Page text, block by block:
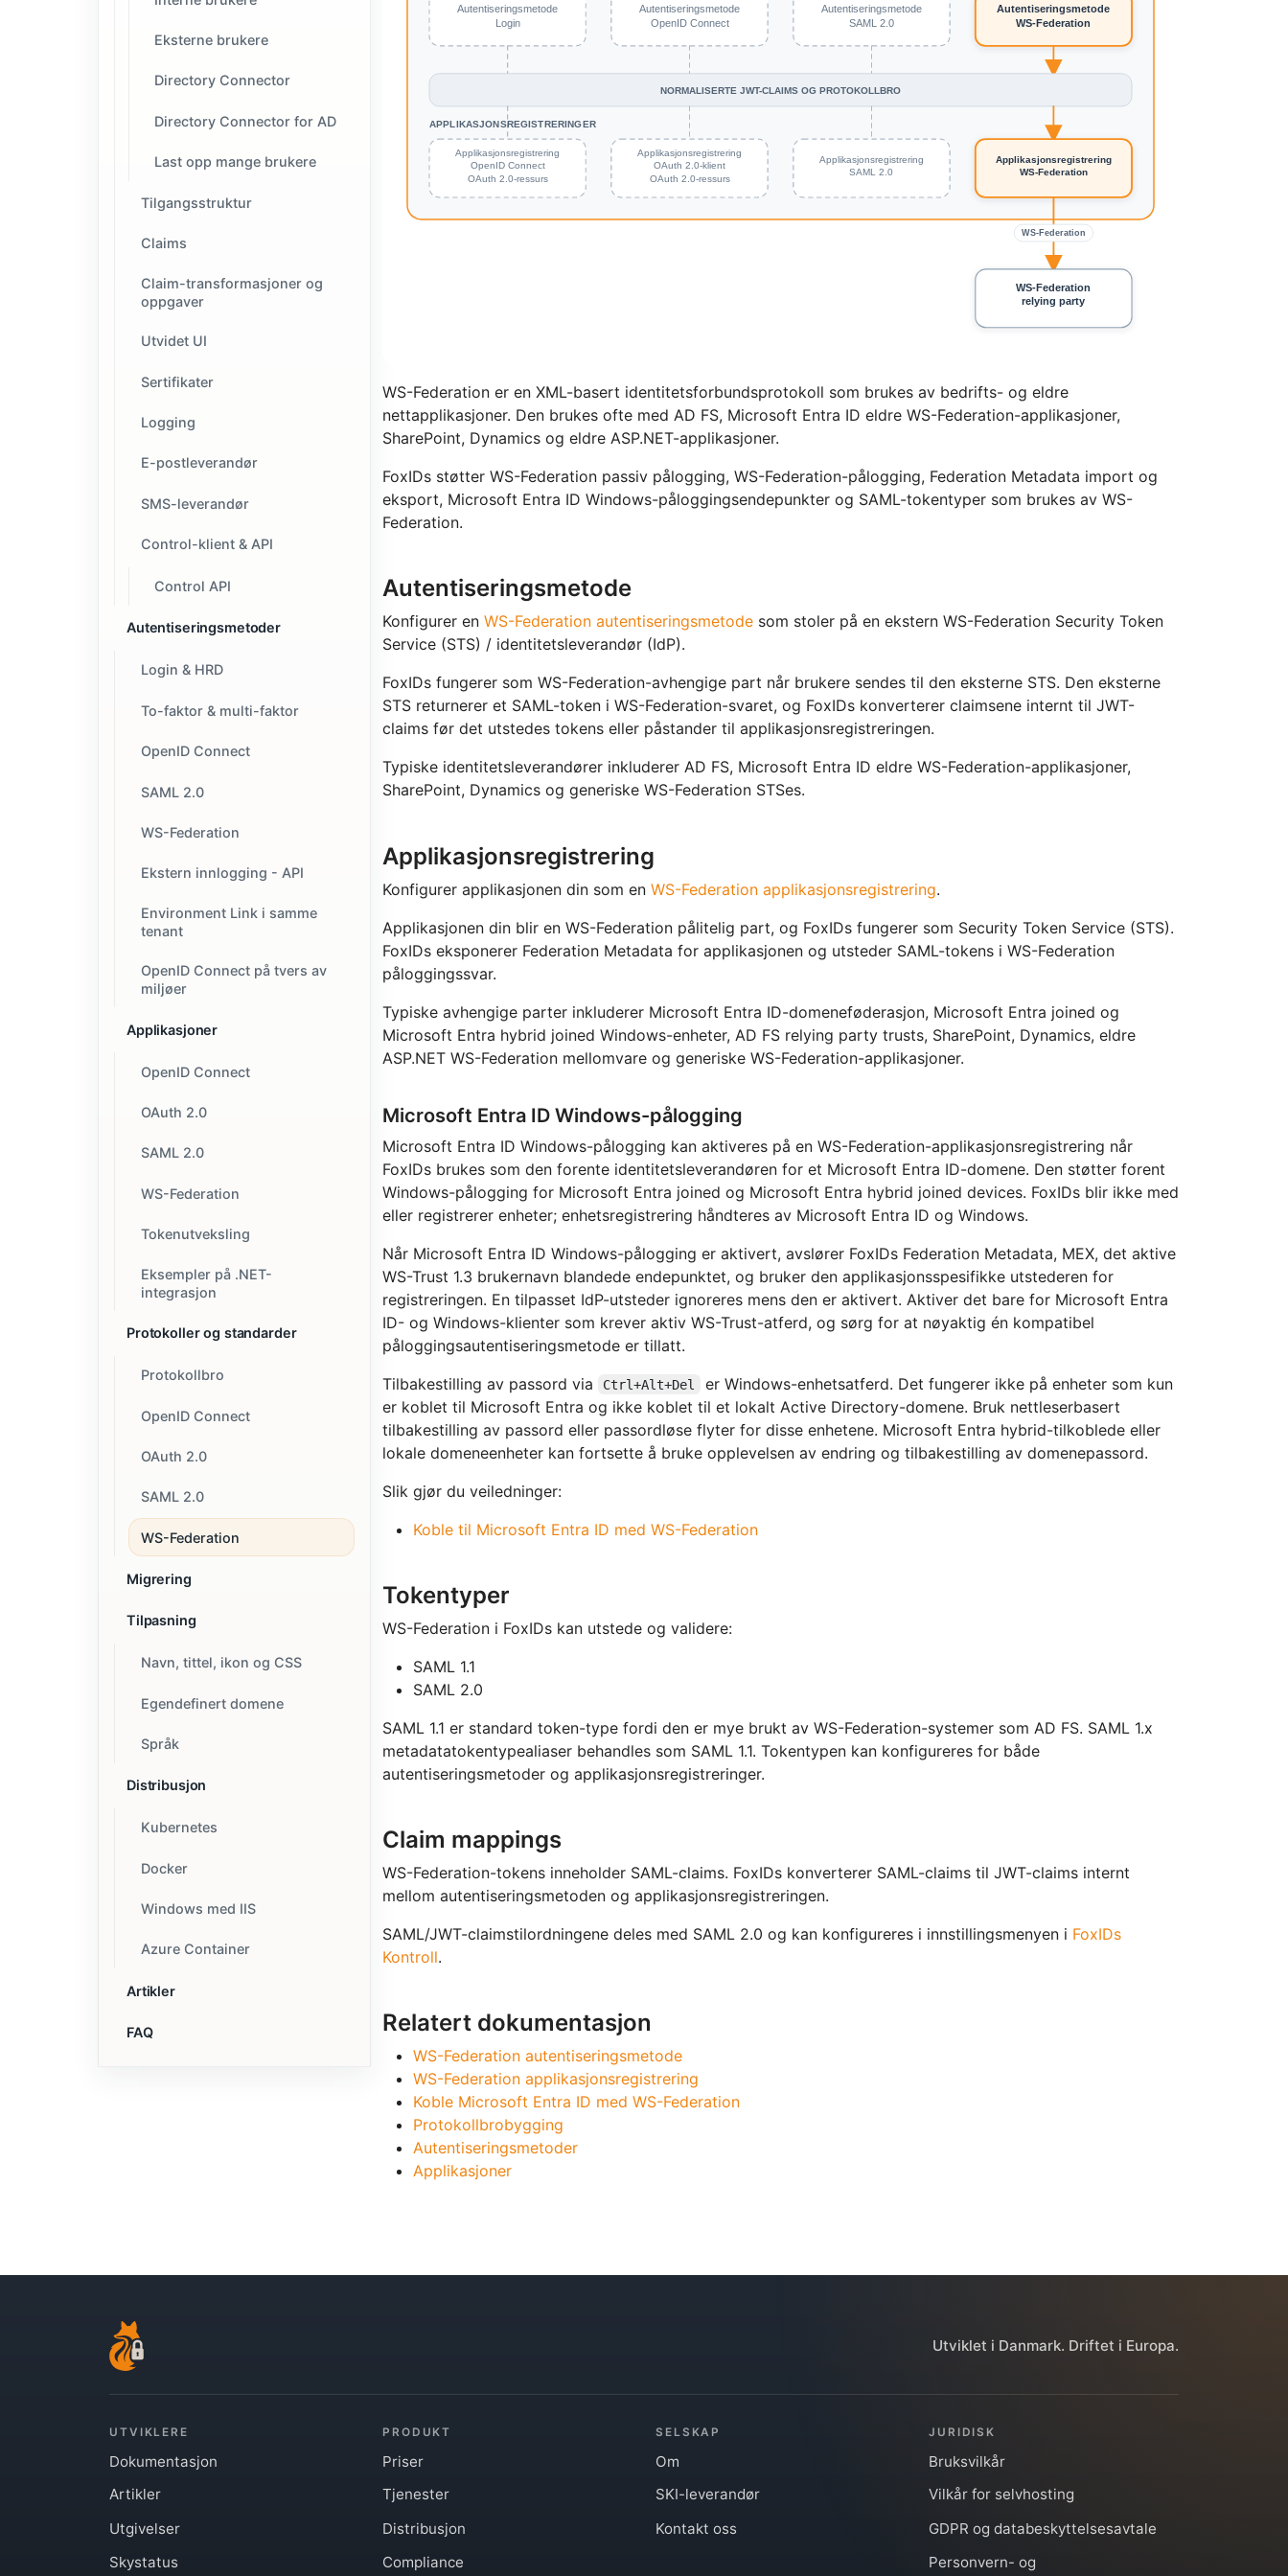
Eksterne brukere
Directory Connector
Directory Connector for AD
Last opp mange brukere
Tilgangsstruktur
Claims
Claim-transformasjoner og
oppgaver
Utvidet UI
Sertifikater
Logging
E-postleverandør
SMS-leverandør
Control-klient & API
Control API
Autentiseringsmetoder
Login & HRD
To-faktor & multi-faktor
OpenID Connect
SAML 2.0
WS-Federation
Ekstern innlogging - API
Environment Link i samme
tenant
OpenID Connect på tvers av
miljøer
Applikasjoner
OpenID Connect
OAuth 2.0
SAML 2.0
WS-Federation
Tokenutveksling
Eksempler på .NET-
integrasjon
Protokoller og standarder
Protokollbro
OpenID Connect
OAuth 2.0
SAML 2.0
WS-Federation
Migrering
Tilpasning
Navn, tittel, ikon og CSS
Egendefinert domene
Språk
Distribusjon
Kubernetes
Docker
Windows med IIS
Azure Container
Artikler
FAQ
WS-Federation er en XML-basert identitetsforbundsprotokoll som brukes av bedrifts- og eldre
nettapplikasjoner. Den brukes ofte med AD FS, Microsoft Entra ID eldre WS-Federation-applikasjoner,
SharePoint, Dynamics og eldre ASP.NET-applikasjoner.
FoxIDs støtter WS-Federation passiv pålogging, WS-Federation-pålogging, Federation Metadata import og
eksport, Microsoft Entra ID Windows-påloggingsendepunkter og SAML-tokentyper som brukes av WS-
Federation.
Autentiseringsmetode
Konfigurer en WS-Federation autentiseringsmetode som stoler på en ekstern WS-Federation Security Token
Service (STS) / identitetsleverandør (IdP).
FoxIDs fungerer som WS-Federation-avhengige part når brukere sendes til den eksterne STS. Den eksterne
STS returnerer et SAML-token i WS-Federation-svaret, og FoxIDs konverterer claimsene internt til JWT-
claims før det utstedes tokens eller påstander til applikasjonsregistreringen.
Typiske identitetsleverandører inkluderer AD FS, Microsoft Entra ID eldre WS-Federation-applikasjoner,
SharePoint, Dynamics og generiske WS-Federation STSes.
Applikasjonsregistrering
Konfigurer applikasjonen din som en WS-Federation applikasjonsregistrering.
Applikasjonen din blir en WS-Federation pålitelig part, og FoxIDs fungerer som Security Token Service (STS).
FoxIDs eksponerer Federation Metadata for applikasjonen og utsteder SAML-tokens i WS-Federation
påloggingssvar.
Typiske avhengige parter inkluderer Microsoft Entra ID-domeneføderasjon, Microsoft Entra joined og
Microsoft Entra hybrid joined Windows-enheter, AD FS relying party trusts, SharePoint, Dynamics, eldre
ASP.NET WS-Federation mellomvare og generiske WS-Federation-applikasjoner.
Microsoft Entra ID Windows-pålogging
Microsoft Entra ID Windows-pålogging kan aktiveres på en WS-Federation-applikasjonsregistrering når
FoxIDs brukes som den forente identitetsleverandøren for et Microsoft Entra ID-domene. Den støtter forent
Windows-pålogging for Microsoft Entra joined og Microsoft Entra hybrid joined devices. FoxIDs blir ikke med
eller registrerer enheter; enhetsregistrering håndteres av Microsoft Entra ID og Windows.
Når Microsoft Entra ID Windows-pålogging er aktivert, avslører FoxIDs Federation Metadata, MEX, det aktive
WS-Trust 1.3 brukernavn blandede endepunktet, og bruker den applikasjonsspesifikke utstederen for
registreringen. En tilpasset IdP-utsteder ignoreres mens den er aktivert. Aktiver det bare for Microsoft Entra
ID- og Windows-klienter som krever aktiv WS-Trust-atferd, og sørg for at nøyaktig én kompatibel
påloggingsautentiseringsmetode er tillatt.
Tilbakestilling av passord via
Ctrl+Alt+Del
er Windows-enhetsatferd. Det fungerer ikke på enheter som kun
er koblet til Microsoft Entra og ikke koblet til et lokalt Active Directory-domene. Bruk nettleserbasert
tilbakestilling av passord eller passordløse flyter for disse enhetene. Microsoft Entra hybrid-tilkoblede eller
lokale domeneenheter kan fortsette å bruke opplevelsen av endring og tilbakestilling av domenepassord.
Slik gjør du veiledninger:
Koble til Microsoft Entra ID med WS-Federation
Tokentyper
WS-Federation i FoxIDs kan utstede og validere:
SAML 1.1
SAML 2.0
SAML 1.1 er standard token-type fordi den er mye brukt av WS-Federation-systemer som AD FS. SAML 1.x
metadatatokentypealiaser behandles som SAML 1.1. Tokentypen kan konfigureres for både
autentiseringsmetoder og applikasjonsregistreringer.
Claim mappings
WS-Federation-tokens inneholder SAML-claims. FoxIDs konverterer SAML-claims til JWT-claims internt
mellom autentiseringsmetoden og applikasjonsregistreringen.
SAML/JWT-claimstilordningene deles med SAML 2.0 og kan konfigureres i innstillingsmenyen i FoxIDs
Kontroll.
Relatert dokumentasjon
WS-Federation autentiseringsmetode
WS-Federation applikasjonsregistrering
Koble Microsoft Entra ID med WS-Federation
Protokollbrobygging
Autentiseringsmetoder
Applikasjoner
Utviklet i Danmark. Driftet i Europa.
UTVIKLERE
Dokumentasjon
Artikler
Utgivelser
Skystatus
PRODUKT
Priser
Tjenester
Distribusjon
Compliance
SELSKAP
Om
SKI-leverandør
Kontakt oss
JURIDISK
Bruksvilkår
Vilkår for selvhosting
GDPR og databeskyttelsesavtale
Personvern- og